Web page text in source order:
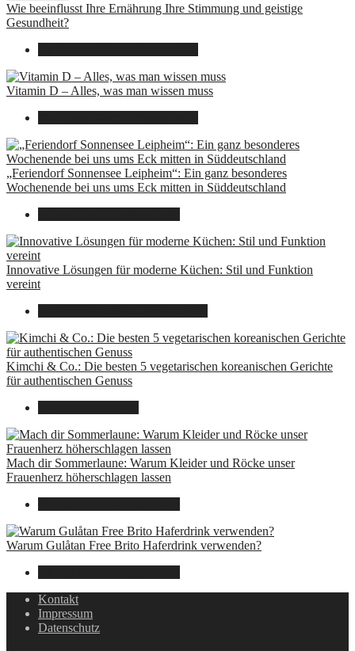
Wie beeinflusst Ihre Ernährung Ihre Stimmung und geistige
Gesundheit?
Vitamin D – Alles, was man wissen muss
„Feriendorf Sonnensee Leipheim“: Ein ganz besonderes
Wochenende bei uns ums Eck mitten in Süddeutschland
Innovative Lösungen für moderne Küchen: Stil und Funktion
vereint
Kimchi & Co.: Die besten 5 vegetarischen koreanischen Gerichte
für authentischen Genuss
Mach dir Sommerlaune: Warum Kleider und Röcke unser
Frauenherz höherschlagen lassen
Warum Gulåtan Free Brito Haferdrink verwenden?
Kontakt
Impressum
Datenschutz